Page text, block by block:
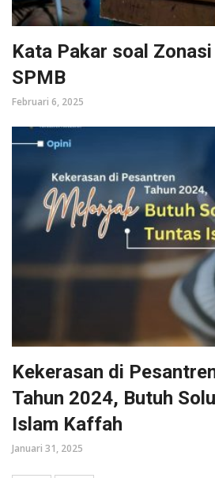
Kata Pakar soal
SPMB
Februari 6, 2025
Kekerasan di
Tahun 2024, Butuh
Islam Kaffah
Januari 31, 2025